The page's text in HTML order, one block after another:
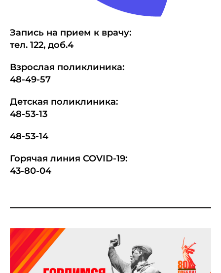
Запись на прием к врачу:
тел. 122, доб.4
Взрослая поликлиника:
48-49-57
Детская поликлиника:
48-53-13
48-53-14
Горячая линия COVID-19:
43-80-04